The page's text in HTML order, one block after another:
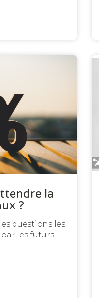
la
?
questions les
les futurs